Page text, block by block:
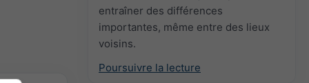
entraîner des différences
importantes, même entre des lieux
voisins.
Poursuivre la lecture